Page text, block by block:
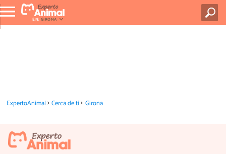
EN:GIRONA
ExpertoAnimal Cerca de ti Girona